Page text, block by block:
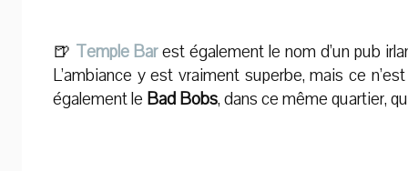
🍺 Temple Barest également le nom d’un pub
L’ambiance y est vraiment superbe, mais ce
également le Bad Bobs, dans ce même quartier,